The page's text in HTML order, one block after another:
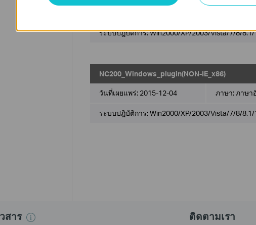
ระบบปฎิบัติการ: Win2000/XP/2003/Vista/7/8/8.1/
NC200_Windows_plugin(NON-IE_x86)
วันที่เผยแพร่: 2015-12-04 ภาษา:ภาษา
ระบบปฎิบัติการ: Win2000/XP/2003/Vista/7/8/8.1/
สาร ติดตามเรา